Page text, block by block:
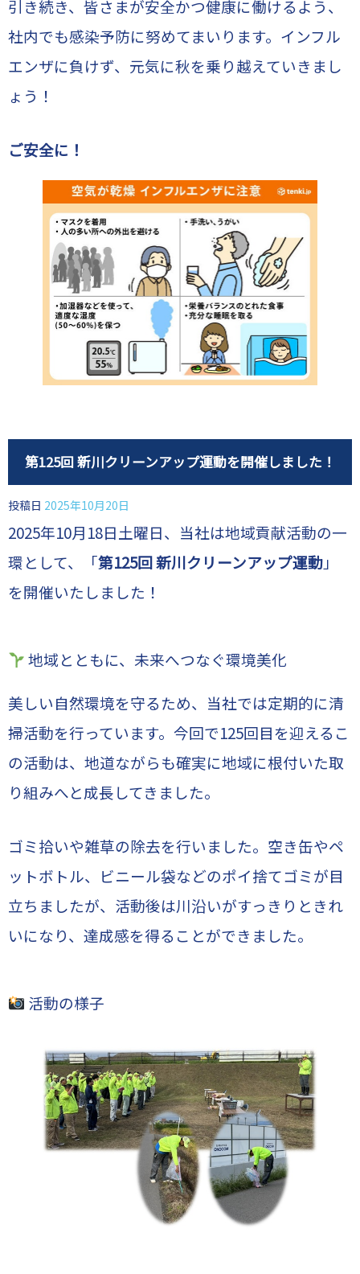
引き続き、皆さまが安全かつ健康に働けるよう、
社内でも感染予防に努めてまいります。インフル
エンザに負けず、元気に秋を乗り越えていきまし
ょう！
ご安全に！
第125回 新川クリーンアップ運動を開催しました！
投稿日 2025年10月20日
2025年10月18日土曜日、当社は地域貢献活動の一
環として、「第125回 新川クリーンアップ運動」
を開催いたしました！
地域とともに、未来へつなぐ環境美化
美しい自然環境を守るため、当社では定期的に清
掃活動を行っています。今回で125回目を迎えるこ
の活動は、地道ながらも確実に地域に根付いた取
り組みへと成長してきました。
ゴミ拾いや雑草の除去を行いました。空き缶やペ
ットボトル、ビニール袋などのポイ捨てゴミが目
立ちましたが、活動後は川沿いがすっきりときれ
いになり、達成感を得ることができました。
活動の様子